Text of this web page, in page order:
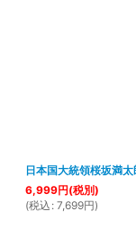
日本国大統領桜坂満
6,999円(税別)
(税込 : 7,699円)